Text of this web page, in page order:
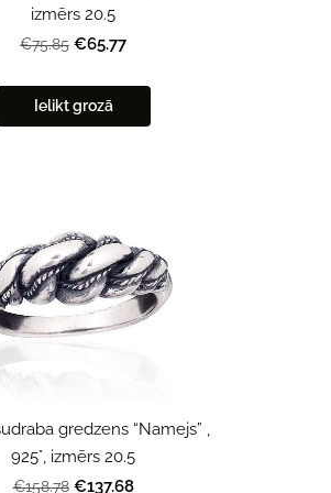
izmērs 20.5
€75.85 €65.77
Ielikt grozā
gredzens “Namejs” ,
925°, izmērs 20.5
€158.78 €137.68